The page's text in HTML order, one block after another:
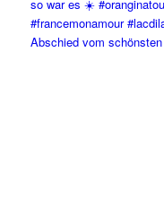
Abschied vom